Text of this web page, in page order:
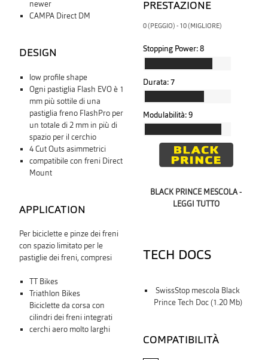
newer
CAMPA Direct DM
DESIGN
low profile shape
Ogni pastiglia Flash EVO è 1
mm più sottile di una
pastiglia freno FlashPro per
un totale di 2 mm in più di
spazio per il cerchio
4 Cut Outs asimmetrici
compatibile con freni Direct
Mount
APPLICATION
Per biciclette e pinze dei freni
con spazio limitato per le
pastiglie dei freni, compresi
TT Bikes
Triathlon Bikes
Biciclette da corsa con
cilindri dei freni integrati
cerchi aero molto larghi
PRESTAZIONE
0 (PEGGIO) - 10 (MIGLIORE)
Stopping Power:8
Durata:7
Modulabilità:9
BLACK PRINCE MESCOLA -
LEGGI TUTTO
TECH DOCS
SwissStop mescola Black
Prince Tech Doc (1.20 Mb)
COMPATIBILITÀ